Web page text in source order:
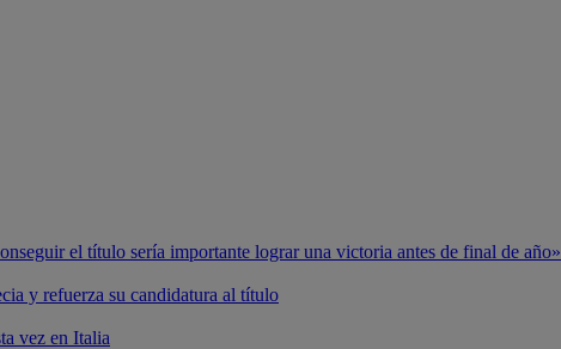
el título sería importante lograr una victoria antes de final de año»
y refuerza su candidatura al título
vez en Italia